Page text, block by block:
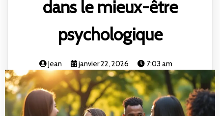
dans le mieux-être
psychologique
Jean janvier 22, 2026 7:03 am